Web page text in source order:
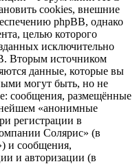
cookies, внешние
phpBB, однако
целью которого
исключительно
Вторым источником
данные, которые вы
могут быть, но не
сообщения, размещённые
«анонимные
регистрации в
Солярис» (в
и сообщения,
и авторизации (в